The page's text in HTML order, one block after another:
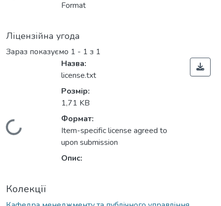
Format
Ліцензійна угода
Зараз показуємо 1 - 1 з 1
Вантажиться...
Назва:
license.txt
Розмір:
1,71 KB
Формат:
Item-specific license agreed to
upon submission
Опис:
Колекції